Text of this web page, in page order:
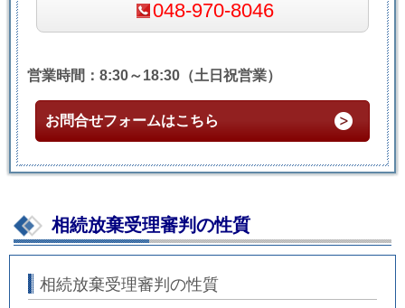
048-970-8046
営業時間：8:30～18:30（土日祝営業）
お問合せフォームはこちら
相続放棄受理審判の性質
相続放棄受理審判の性質